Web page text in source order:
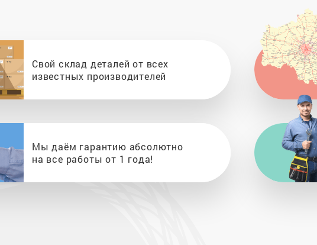
Свой склад деталей от всех
известных производителей
Мы даём гарантию абсолютно
на все работы от 1 года!